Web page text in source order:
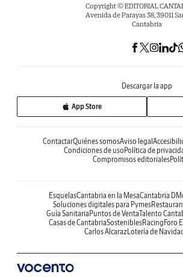
Copyright © EDITORIAL
Avenida de Parayas 38, 39011
Cantabria
Descargar la app
App Store
ContactarQuiénes somosAviso legal
Condiciones de usoPolítica de
Compromisos editoriales
EsquelasCantabria en la MesaCantabria
Soluciones digitales para Pymes
Guía SanitariaPuntos de VentaTalento
Casas de CantabriaSosteniblesRacingForo
Carlos AlcarazLotería de